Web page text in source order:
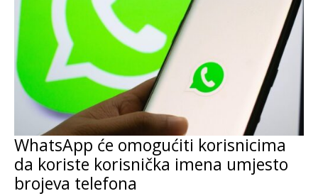
WhatsApp će omogućiti korisnicima
da koriste korisnička imena umjesto
brojeva telefona